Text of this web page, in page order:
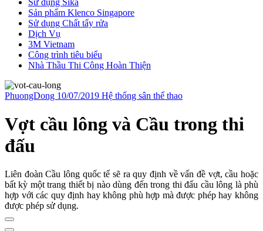
Sản phẩm Klenco Singapore
Sử dụng Chất tẩy rửa
Dịch Vụ
3M Vietnam
Công trình tiêu biểu
Nhà Thầu Thi Công Hoàn Thiện
PhuongDong 10/07/2019 Hệ thống sân thể thao
Vợt cầu lông và Cầu trong thi
đấu
Liên đoàn Cầu lông quốc tế sẽ ra quy định về vấn đề vợt, cầu hoặc
bất kỳ một trang thiết bị nào dùng đến trong thi đấu cầu lông là phù
hợp với các quy định hay không phù hợp mà được phép hay không
được phép sử dụng.